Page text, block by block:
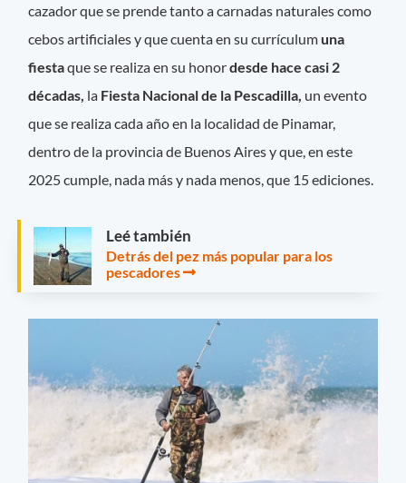
cazador que se prende tanto a carnadas naturales como
cebos artificiales y que cuenta en su currículum una
fiestaque se realiza en su honordesde hace casi 2
décadas, la Fiesta Nacional de la Pescadilla, un evento
que se realiza cada año en la localidad de Pinamar,
dentro de la provincia de Buenos Aires y que, en este
2025 cumple, nada más y nada menos, que 15 ediciones.
Leé también
Detrás del pez más popular para los
pescadores